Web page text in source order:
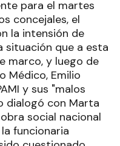
para el martes
concejales, el
la intensión de
situación que a esta
marco, y luego de
Médico, Emilio
y sus "malos
dialogó con Marta
social nacional
funcionaria